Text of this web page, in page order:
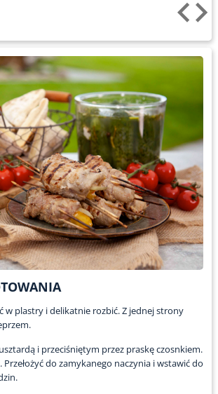
w plastry i delikatnie rozbić. Z jednej strony
i przeciśniętym przez praskę czosnkiem.
do zamykanego naczynia i wstawić do